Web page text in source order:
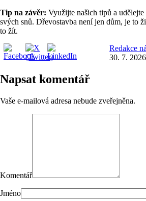
Tip na závěr: Využijte našich tipů a
svých snů. Dřevostavba není jen dům, je to
to žít.
Redakce
30. 7. 2026
Napsat komentář
Vaše e-mailová adresa nebude zveřejněna.
Komentář
Jméno